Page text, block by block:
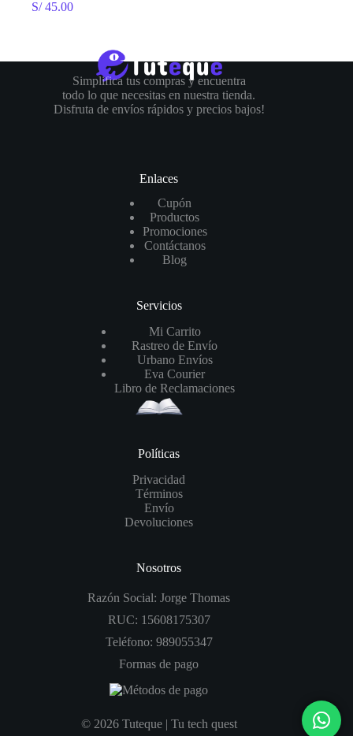
S/45.00
Simplifica tus compras y encuentra
todo lo que necesitas en nuestra tienda.
Disfruta de envíos rápidos y precios bajos!
Enlaces
Cupón
Productos
Promociones
Contáctanos
Blog
Servicios
Mi Carrito
Rastreo de Envío
Urbano Envíos
Eva Courier
Libro de Reclamaciones
Políticas
Privacidad
Términos
Envío
Devoluciones
Nosotros
Razón Social: Jorge Thomas
RUC: 15608175307
Teléfono: 989055347
Formas de pago
© 2026 Tuteque | Tu tech quest